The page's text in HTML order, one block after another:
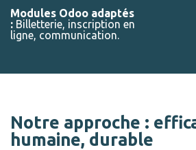
Modules Odoo adaptés
: Billetterie, inscription en
ligne, communication.
Notre approche :
humaine, durable